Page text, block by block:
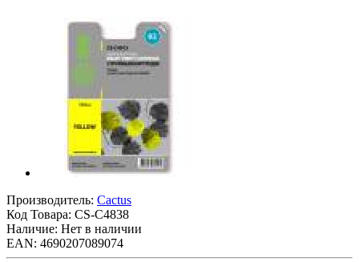
Производитель: Cactus
Код Товара: CS-C4838
Наличие: Нет в наличии
EAN: 4690207089074